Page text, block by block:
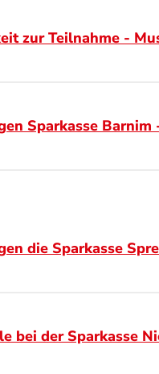
zur Teilnahme -
Sparkasse
die Sparkasse
bei der Sparkasse